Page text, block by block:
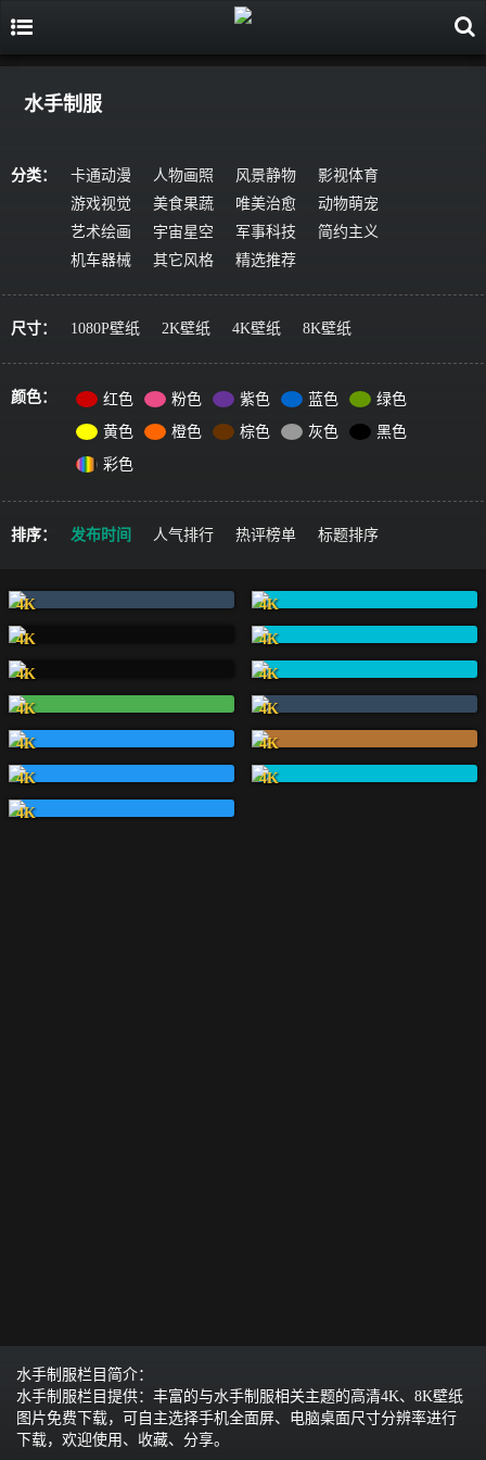
水手制服
分类： 卡通动漫 人物画照 风景静物
影视体育
游戏视觉
美食果蔬 唯美治愈
动物萌宠
艺术绘画
宇宙星空 军事科技
简约主义
机车器械
其它风格 精选推荐
尺寸： 1080P壁纸 2K壁纸 4K壁纸 8K壁纸
颜色： 红色 粉色 紫色 蓝色
绿色
黄色
橙色 棕色 灰色
黑色
彩色
排序： 发布时间 人气排行 热评榜单 标题排序
4K 4K
4K 4K
4K 4K
4K 4K
4K 4K
4K 4K
4K
水手制服栏目简介：
水手制服栏目提供：丰富的与水手制服相关主题的高清4K、8K壁纸
图片免费下载，可自主选择手机全面屏、电脑桌面尺寸分辨率进行
下载，欢迎使用、收藏、分享。